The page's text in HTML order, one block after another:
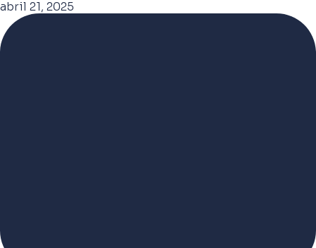
abril 21, 2025